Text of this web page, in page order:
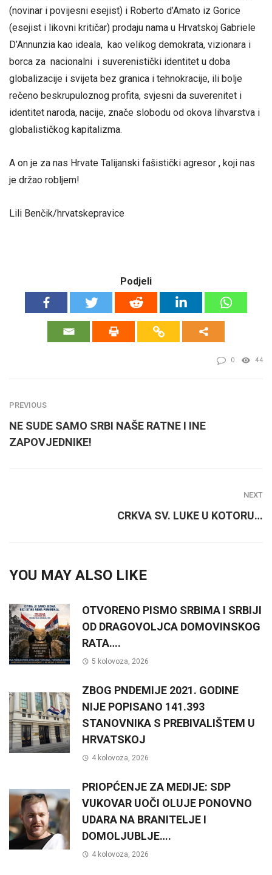
(novinar i povijesni esejist) i Roberto d’Amato iz Gorice
(esejist i likovni kritičar) prodaju nama u Hrvatskoj Gabriele
D’Annunzia kao ideala, kao velikog demokrata, vizionara i
borca za nacionalni i suverenistički identitet u doba
globalizacije i svijeta bez granica i tehnokracije, ili bolje
rečeno beskrupuloznog profita, svjesni da suverenitet i
identitet naroda, nacije, znače slobodu od okova lihvarstva i
globalističkog kapitalizma.
A on je za nas Hrvate Talijanski fašistički agresor , koji nas
je držao robljem!
Lili Benčik/hrvatskepravice
Podjeli
0 44
PREVIOUS
NE SUDE SAMO SRBI NAŠE RATNE I INE
ZAPOVJEDNIKE!
NEXT
CRKVA SV. LUKE U KOTORU…
YOU MAY ALSO LIKE
OTVORENO PISMO SRBIMA I SRBIJI
OD DRAGOVOLJCA DOMOVINSKOG
RATA….
5 kolovoza, 2026
ZBOG PNDEMIJE 2021. GODINE
NIJE POPISANO 141.393
STANOVNIKA S PREBIVALIŠTEM U
HRVATSKOJ
4 kolovoza, 2026
PRIOPĆENJE ZA MEDIJE: SDP
VUKOVAR UOČI OLUJE PONOVNO
UDARA NA BRANITELJE I
DOMOLJUBLJE….
4 kolovoza, 2026